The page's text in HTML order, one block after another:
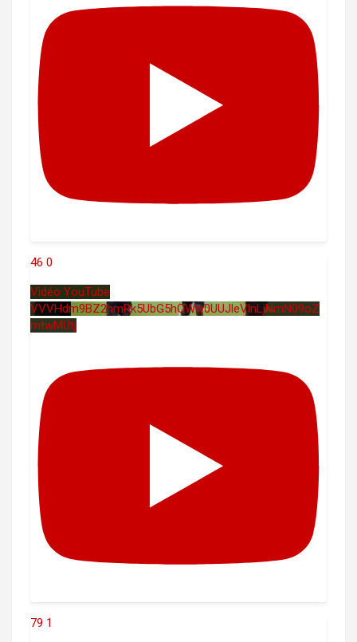
46 0
Vidéo YouTube
VVVHdm9BZ2hmRk5UbG5hOWw0UUJleVlnLjNmN09oZ
mtwMUtj
79 1